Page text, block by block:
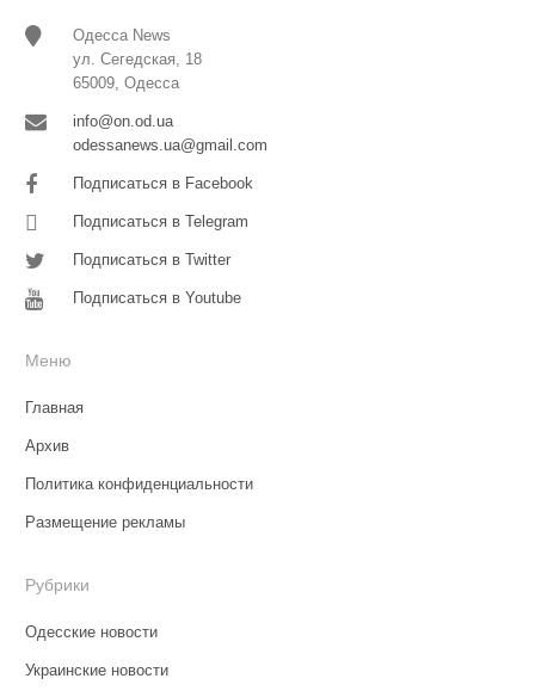
Одесса News
ул. Сегедская, 18
65009, Одесса
info@on.od.ua
odessanews.ua@gmail.com
Подписаться в Facebook
Подписаться в Telegram
Подписаться в Twitter
Подписаться в Youtube
Меню
Главная
Архив
Политика конфиденциальности
Размещение рекламы
Рубрики
Одесские новости
Украинские новости